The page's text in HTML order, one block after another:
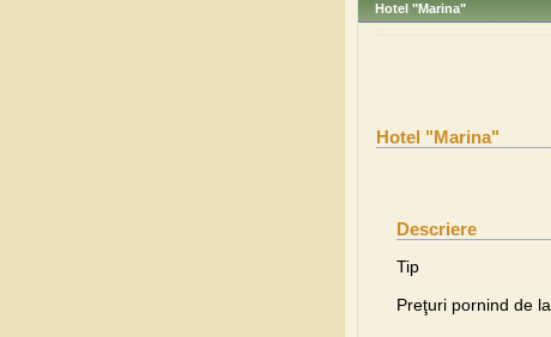
Hotel "Marina"
Hotel "Marina"
Descriere
Tip
Preţuri pornind de la